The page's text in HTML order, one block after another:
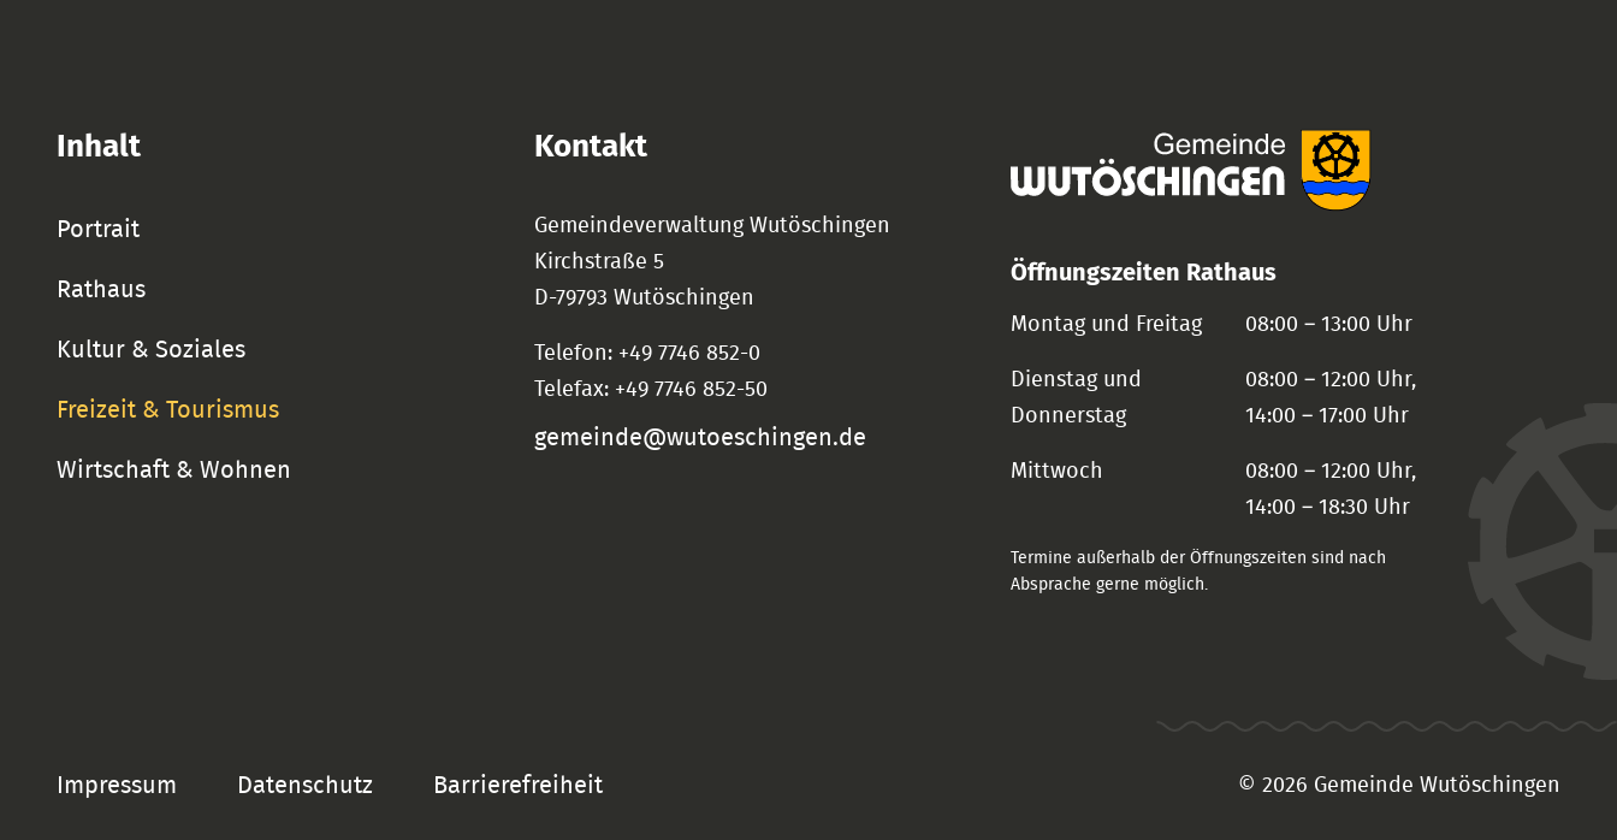
Inhalt
Portrait
Rathaus
Kultur & Soziales
Freizeit & Tourismus
Wirtschaft & Wohnen
Kontakt
Gemeindeverwaltung Wutöschingen
Kirchstraße 5
D-79793 Wutöschingen
Telefon: +49 7746 852-0
Telefax: +49 7746 852-50
gemeinde@wutoeschingen.de
Öffnungszeiten Rathaus
Montag und Freitag 08:00 – 13:00 Uhr
Dienstag und
Donnerstag
08:00 – 12:00 Uhr,
14:00 – 17:00 Uhr
Mittwoch
08:00 – 12:00 Uhr,
14:00 – 18:30 Uhr
Termine außerhalb der Öffnungszeiten sind nach
Absprache gerne möglich.
Impressum Datenschutz Barrierefreiheit © 2026 Gemeinde Wutöschingen